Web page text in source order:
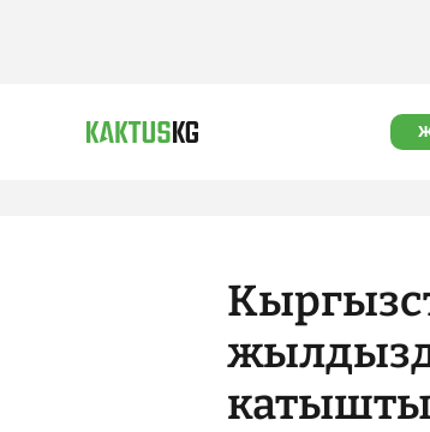
катышты